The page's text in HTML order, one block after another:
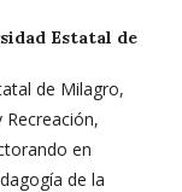
Estatal de
de Milagro,
Recreación,
en
de la